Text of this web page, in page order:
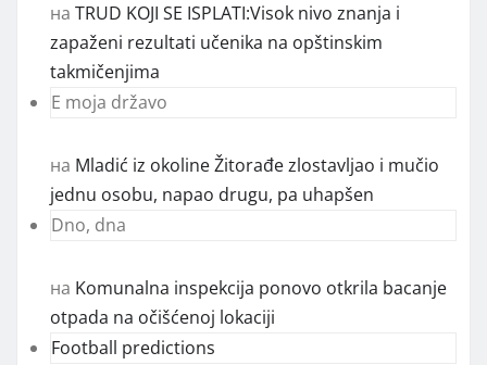
на TRUD KOJI SE ISPLATI:Visok nivo znanja i
zapaženi rezultati učenika na opštinskim
takmičenjima
E moja državo
на Mladić iz okoline Žitorađe zlostavljao i mučio
jednu osobu, napao drugu, pa uhapšen
Dno, dna
на Komunalna inspekcija ponovo otkrila bacanje
otpada na očišćenoj lokaciji
Football predictions